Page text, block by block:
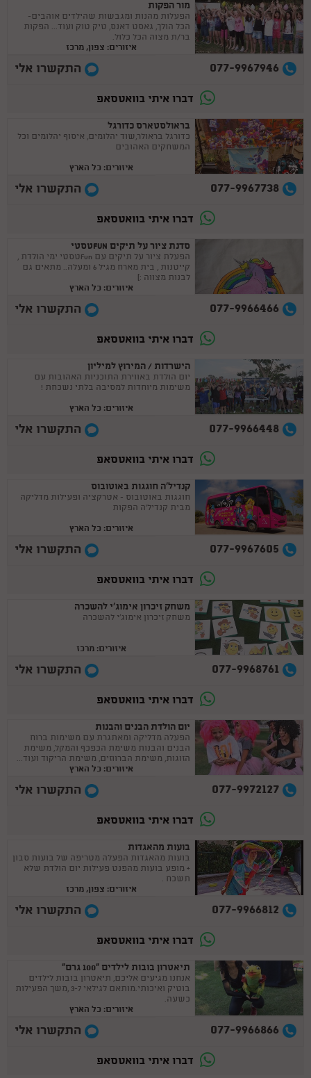
מור הפקות
הפעלות מהנות ומגבשות שהילדים אוהבים-
הכל הולך, גאסט דאנס, טיק טוק ועוד... הפקות
בר/ת מצוה הכל כלול.
איזורים: צפון, מרכז
077-9967946 התקשרו אלי
דברו איתי בוואטסאפ
בראולסטארס כדורגל
כדורגל בראולר,שוד יהלומים, איסוף יהלומים וכל
המשחקים האהובים
איזורים: כל הארץ
077-9967738 התקשרו אלי
דברו איתי בוואטסאפ
סדנת ציור על תיקים FUNטסטי
הפעלת ציור על תיקים עם Funטסטי ימי הולדת ,
קייטנות , בית מארח מגיל 6 ומעלה.. מתאים גם
לבנות מצווה :)
איזורים: כל הארץ
077-9966466 התקשרו אלי
דברו איתי בוואטסאפ
הישרדות / המירוץ למיליון
יום הולדת באווירת התוכניות האהובות עם
משימות מיוחדות למסיבה בלתי נשכחת !
איזורים: כל הארץ
077-9966448 התקשרו אלי
דברו איתי בוואטסאפ
קנדיל'ה חוגגות באוטובוס
חוגגות באוטובוס - אטרקציה ופעילות מדליקה
מבית קנדיל'ה הפקות
איזורים: כל הארץ
077-9967605 התקשרו אלי
דברו איתי בוואטסאפ
משחק זיכרון אימוג'י להשכרה
משחק זיכרון אימוג'י להשכרה
איזורים: מרכז
077-9968761 התקשרו אלי
דברו איתי בוואטסאפ
יום הולדת הבנים והבנות
הפעלה מדליקה ומאתגרת עם משימות ברוח
הבנים והבנות משימת הכפכף והמקל, משימת
הזוגות, משימת הברווזים, משימת הריקוד ועוד...
איזורים: כל הארץ
077-9972127 התקשרו אלי
דברו איתי בוואטסאפ
בועות מהאגדות
בועות מהאגדות הפעלה מטריפה של בועות סבון
+ מופע בועות מהפנט פעילות יום הולדת שלא
תשכח .
איזורים: צפון, מרכז
077-9966812 התקשרו אלי
דברו איתי בוואטסאפ
תיאטרון בובות לילדים ”100 גרם”
אנחנו מגיעים אליכם, תיאטרון בובות לילדים
בוטיק ואיכותי.מותאם לגילאי 3-7 ,משך הפעילות
כשעה.
איזורים: כל הארץ
077-9966866 התקשרו אלי
דברו איתי בוואטסאפ